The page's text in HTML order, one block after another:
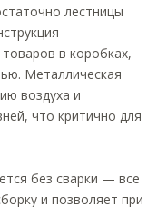
лестницы
в коробках,
Металлическая
воздуха и
что критично для
без сварки — все
и позволяет при